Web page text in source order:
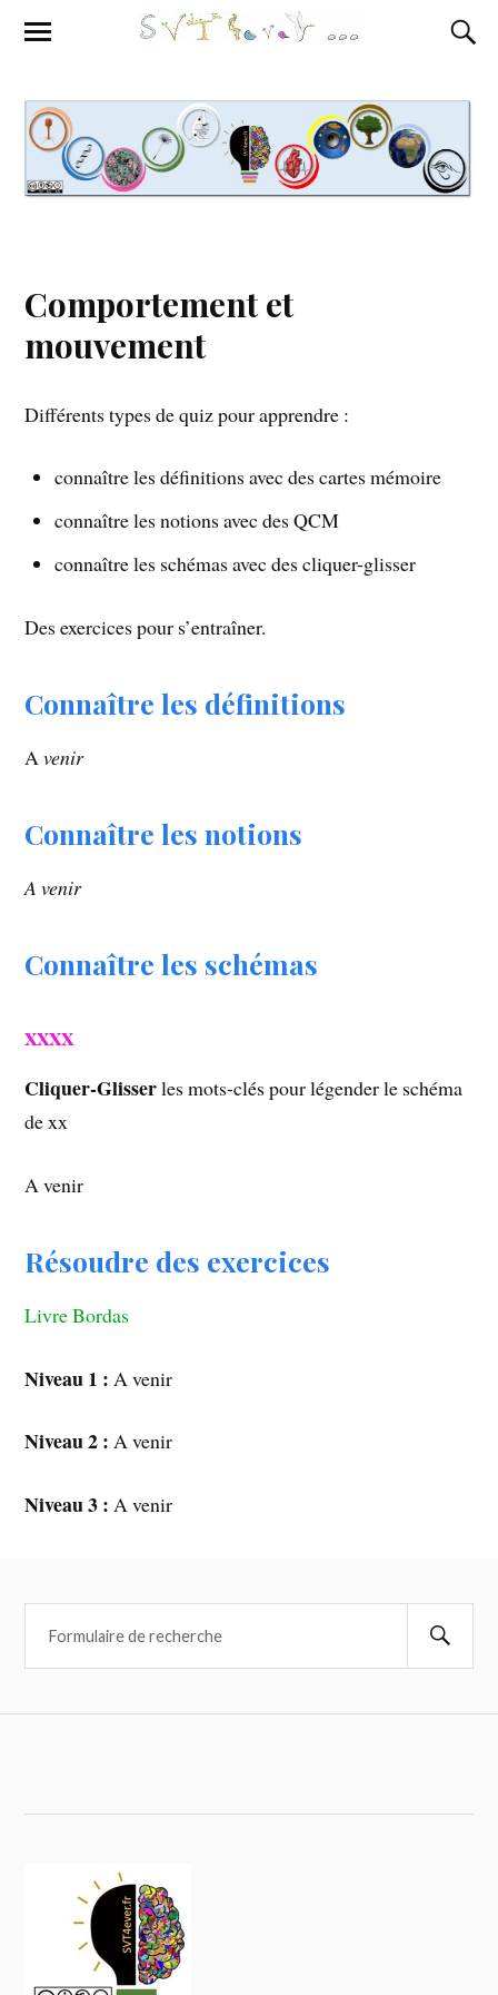
Comportement et
mouvement
Différents types de quiz pour apprendre :
connaître les définitions avec des cartes mémoire
connaître les notions avec des QCM
connaître les schémas avec des cliquer-glisser
Des exercices pour s’entraîner.
Connaître les définitions
Avenir
Connaître les notions
A venir
Connaître les schémas
xxxx
Cliquer-Glisserles mots-clés pour légender le schéma
de xx
A venir
Résoudre des exercices
Livre Bordas
Niveau 1 : A venir
Niveau 2 :A venir
Niveau 3 : A venir